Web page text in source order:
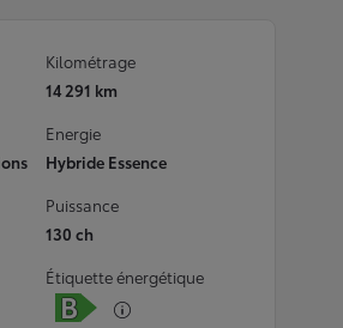
Kilométrage
14 291 km
Energie
Hybride Essence
Puissance
130 ch
Étiquette énergétique